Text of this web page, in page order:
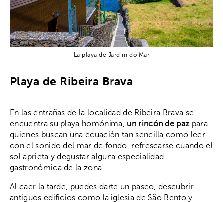
La playa de Jardim do Mar
Playa de Ribeira Brava
En las entrañas de la localidad de Ribeira Brava se
encuentra su playa homónima, un rincón de pazpara
quienes buscan una ecuación tan sencilla como leer
con el sonido del mar de fondo, refrescarse cuando el
sol aprieta y degustar alguna especialidad
gastronómica de la zona.
Al caer la tarde, puedes darte un paseo, descubrir
antiguos edificios como la iglesia de São Bento y